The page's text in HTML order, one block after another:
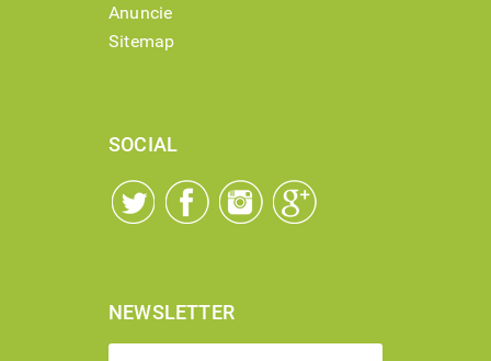
Anuncie
Sitemap
SOCIAL
NEWSLETTER